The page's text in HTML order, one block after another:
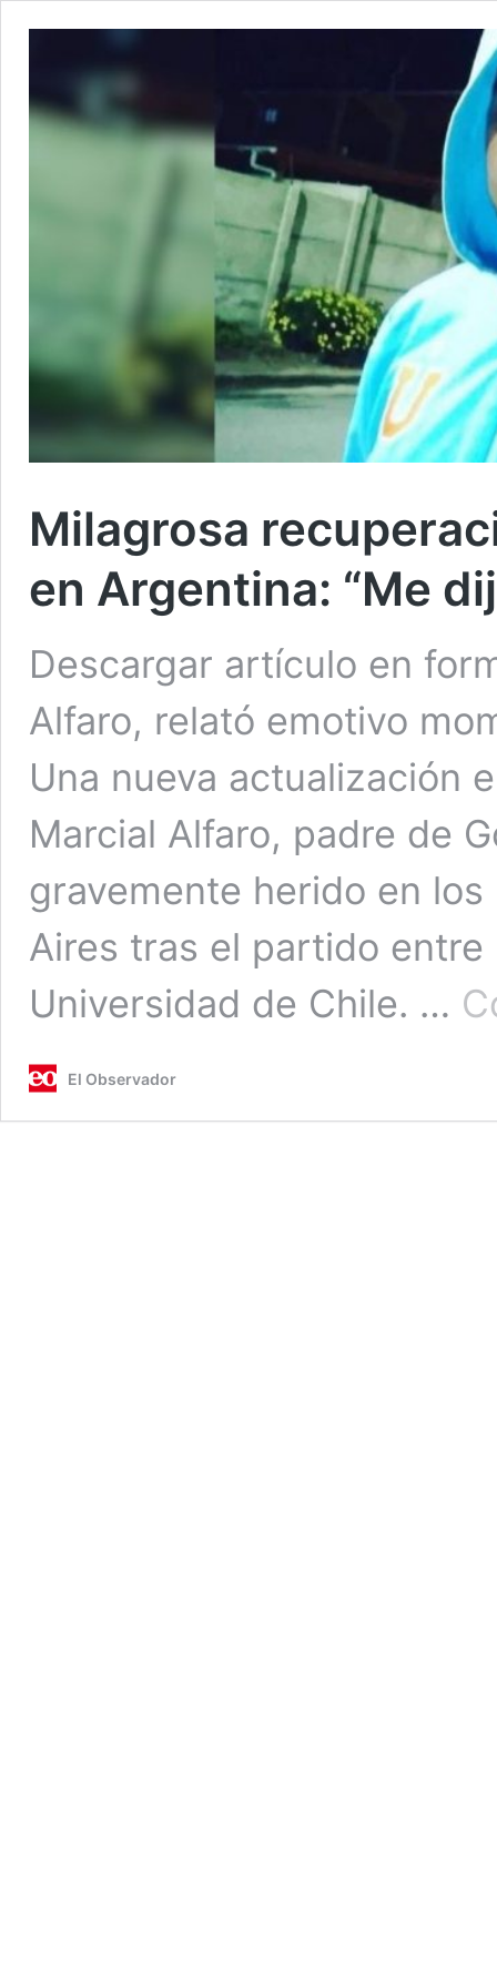
Milagrosa
en Argentina: “Me
Descargar artículo en
Alfaro, relató emotivo
Una nueva actualización
Marcial Alfaro, padre de
gravemente herido en
Aires tras el partido
Universidad de Chile. …
El Observador